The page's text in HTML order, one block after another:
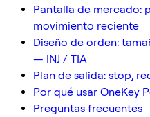
Pantalla de mercado:
movimiento reciente
Diseño de orden:
— INJ / TIA
Plan de salida: stop,
Por qué usar OneKey
Preguntas frecuentes